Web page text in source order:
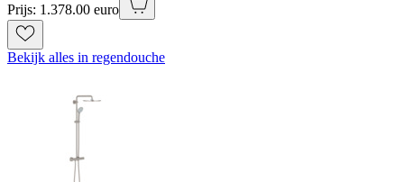
Prijs: 1.378.00 euro
Bekijk alles in regendouche